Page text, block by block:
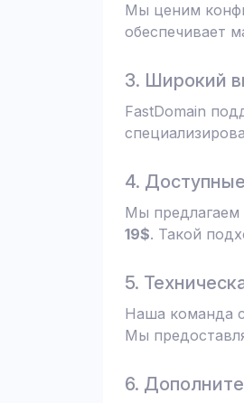
Мы ценим
обеспечивает
3. Широкий
FastDomain
4.
Мы
19$. Такой
5.
Наша команда
Мы
6.